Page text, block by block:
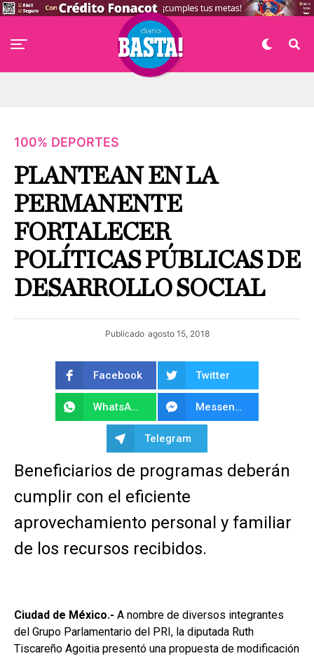
100% DEPORTES
PLANTEAN EN LA
PERMANENTE
FORTALECER
POLÍTICAS PÚBLICAS DE
DESARROLLO SOCIAL
Publicado agosto 15, 2018
Facebook Twitter
WhatsApp Messenger
Telegram
Beneficiarios de programas deberán
cumplir con el eficiente
aprovechamiento personal y familiar
de los recursos recibidos.
Ciudad de México.- A nombre de diversos integrantes
del Grupo Parlamentario del PRI, la diputada Ruth
Tiscareño Agoitia presentó una propuesta de modificación